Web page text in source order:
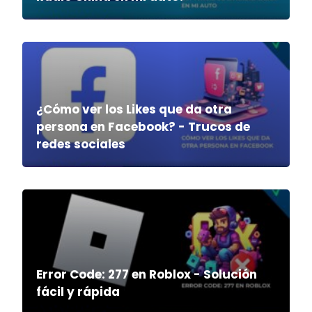
¿Cómo ver los Likes que da otra
persona en Facebook? - Trucos de
redes sociales
Error Code: 277 en Roblox - Solución
fácil y rápida